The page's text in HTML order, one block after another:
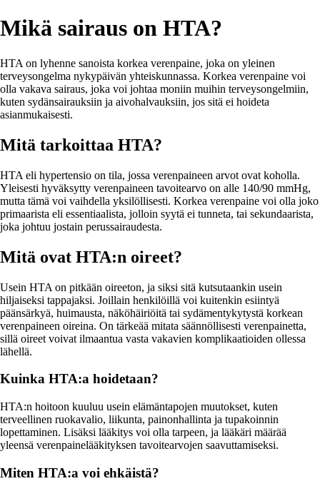
Mikä sairaus on HTA?
HTA on lyhenne sanoista korkea verenpaine, joka on yleinen
terveysongelma nykypäivän yhteiskunnassa. Korkea verenpaine voi
olla vakava sairaus, joka voi johtaa moniin muihin terveysongelmiin,
kuten sydänsairauksiin ja aivohalvauksiin, jos sitä ei hoideta
asianmukaisesti.
Mitä tarkoittaa HTA?
HTA eli hypertensio on tila, jossa verenpaineen arvot ovat koholla.
Yleisesti hyväksytty verenpaineen tavoitearvo on alle 140/90 mmHg,
mutta tämä voi vaihdella yksilöllisesti. Korkea verenpaine voi olla joko
primaarista eli essentiaalista, jolloin syytä ei tunneta, tai sekundaarista,
joka johtuu jostain perussairaudesta.
Mitä ovat HTA:n oireet?
Usein HTA on pitkään oireeton, ja siksi sitä kutsutaankin usein
hiljaiseksi tappajaksi. Joillain henkilöillä voi kuitenkin esiintyä
päänsärkyä, huimausta, näköhäiriöitä tai sydämentykytystä korkean
verenpaineen oireina. On tärkeää mitata säännöllisesti verenpainetta,
sillä oireet voivat ilmaantua vasta vakavien komplikaatioiden ollessa
lähellä.
Kuinka HTA:a hoidetaan?
HTA:n hoitoon kuuluu usein elämäntapojen muutokset, kuten
terveellinen ruokavalio, liikunta, painonhallinta ja tupakoinnin
lopettaminen. Lisäksi lääkitys voi olla tarpeen, ja lääkäri määrää
yleensä verenpainelääkityksen tavoitearvojen saavuttamiseksi.
Miten HTA:a voi ehkäistä?